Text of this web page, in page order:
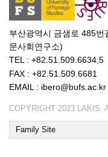
부산광역시 금샘로 485번
문사회연구소)
TEL : +82.51.509.6634,5
FAX : +82.51.509.6681
EMAIL : ibero@bufs.ac.kr
COPYRIGHT 2023 LAKIS.
Family Site